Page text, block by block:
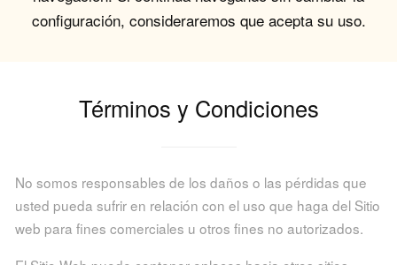
configuración, consideraremos que acepta su uso.
Términos y Condiciones
No somos responsables de los daños o las pérdidas que
usted pueda sufrir en relación con el uso que haga del Sitio
web para fines comerciales u otros fines no autorizados.